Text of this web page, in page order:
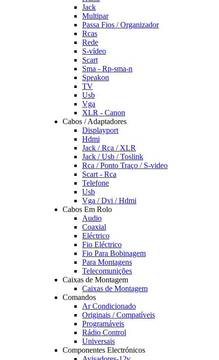
Jack
Multipar
Passa Fios / Organizador
Rcas
Rede
S-vídeo
Scart
Sma - Rp-sma-n
Speakon
TV
Usb
Vga
XLR - Canon
Cabos / Adaptadores
Displayport
Hdmi
Jack / Rca / XLR
Jack / Usb / Toslink
Rca / Ponto Traço / S-video
Scart - Rca
Telefone
Usb
Vga / Dvi / Hdmi
Cabos Em Rolo
Audio
Coaxial
Eléctrico
Fio Eléctrico
Fio Para Bobinagem
Para Montagens
Telecomunições
Caixas de Montagem
Caixas de Montagem
Comandos
Ar Condicionado
Originais / Compatíveis
Programáveis
Rádio Control
Universais
Componentes Electrónicos